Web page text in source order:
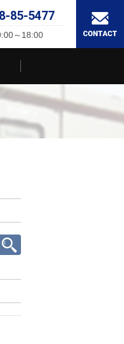
85-5477
～18:00